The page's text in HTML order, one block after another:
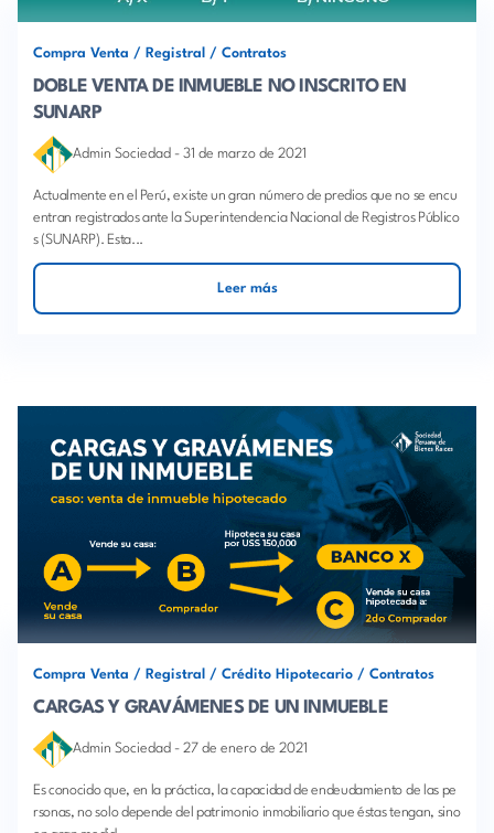
Compra Venta / Registral / Contratos
DOBLE VENTA DE INMUEBLE NO INSCRITO EN
SUNARP
Admin Sociedad - 31 de marzo de 2021
Actualmente en el Perú, existe un gran número de predios que no se encu
entran registrados ante la Superintendencia Nacional de Registros Público
s (SUNARP). Esta...
Leer más
Compra Venta / Registral / Crédito Hipotecario / Contratos
CARGAS Y GRAVÁMENES DE UN INMUEBLE
Admin Sociedad - 27 de enero de 2021
Es conocido que, en la práctica, la capacidad de endeudamiento de las pe
rsonas, no solo depende del patrimonio inmobiliario que éstas tengan, sino